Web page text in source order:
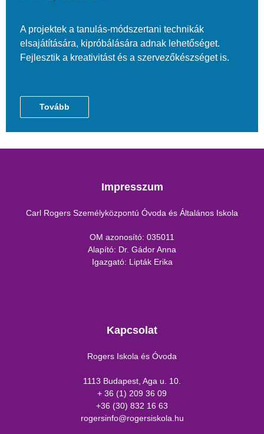
A projektek a tanulás-módszertani technikák
elsajátítására, kipróbálására adnak lehetőséget.
Fejlesztik a kreativitást és a szervezőkészséget is.
Tovább
Impresszum
Carl Rogers Személyközpontú Óvoda és Általános Iskola
OM azonosító: 035011
Alapító: Dr. Gádor Anna
Igazgató: Lipták Erika
Kapcsolat
Rogers Iskola és Óvoda
1113 Budapest, Aga u. 10.
+ 36 (1) 209 36 09
+36 (30) 832 16 63
rogersinfo@rogersiskola.hu